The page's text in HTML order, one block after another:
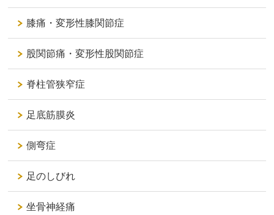
膝痛・変形性膝関節症
股関節痛・変形性股関節症
脊柱管狭窄症
足底筋膜炎
側弯症
足のしびれ
坐骨神経痛